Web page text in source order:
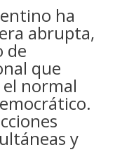
ha
abrupta,
de
que
normal
y